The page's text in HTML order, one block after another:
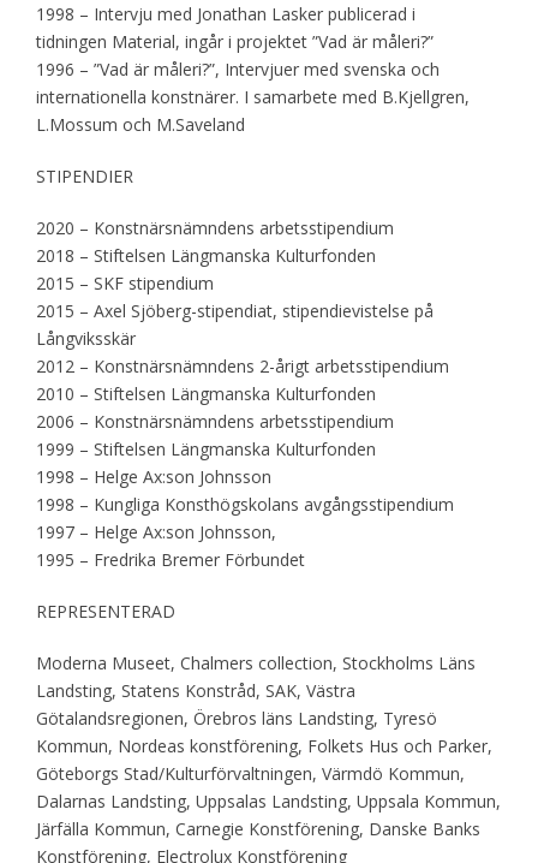
1998 – Intervju med Jonathan Lasker publicerad i
tidningen Material, ingår i projektet ”Vad är måleri?”
1996 – ”Vad är måleri?”, Intervjuer med svenska och
internationella konstnärer. I samarbete med B.Kjellgren,
L.Mossum och M.Saveland
STIPENDIER
2020 – Konstnärsnämndens arbetsstipendium
2018 – Stiftelsen Längmanska Kulturfonden
2015 – SKF stipendium
2015 – Axel Sjöberg-stipendiat, stipendievistelse på
Långviksskär
2012 – Konstnärsnämndens 2-årigt arbetsstipendium
2010 – Stiftelsen Längmanska Kulturfonden
2006 – Konstnärsnämndens arbetsstipendium
1999 – Stiftelsen Längmanska Kulturfonden
1998 – Helge Ax:son Johnsson
1998 – Kungliga Konsthögskolans avgångsstipendium
1997 – Helge Ax:son Johnsson,
1995 – Fredrika Bremer Förbundet
REPRESENTERAD
Moderna Museet, Chalmers collection, Stockholms Läns
Landsting, Statens Konstråd, SAK, Västra
Götalandsregionen, Örebros läns Landsting, Tyresö
Kommun, Nordeas konstförening, Folkets Hus och Parker,
Göteborgs Stad/Kulturförvaltningen, Värmdö Kommun,
Dalarnas Landsting, Uppsalas Landsting, Uppsala Kommun,
Järfälla Kommun, Carnegie Konstförening, Danske Banks
Konstförening, Electrolux Konstförening